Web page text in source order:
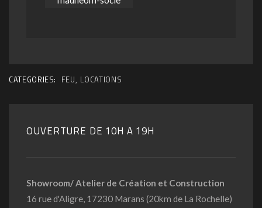
CATEGORIES: FEU, LOCATIONS
OUVERTURE DE 10H A 19H
Showroom/ Atelier de Création et Construction
16 rue d'Aligre, 17230 Marans (20km de La Rochelle)